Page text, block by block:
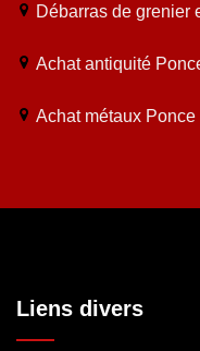
Débarras de grenier
Achat antiquité
Achat métaux
Liens divers